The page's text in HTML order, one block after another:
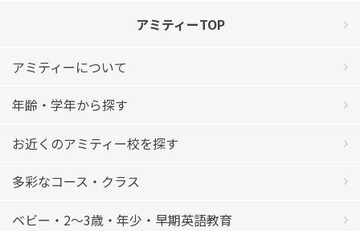
アミティーTOP
アミティーについて
年齢・学年から探す
お近くのアミティー校を探す
多彩なコース・クラス
ベビー・2〜3歳・年少・早期英語教育